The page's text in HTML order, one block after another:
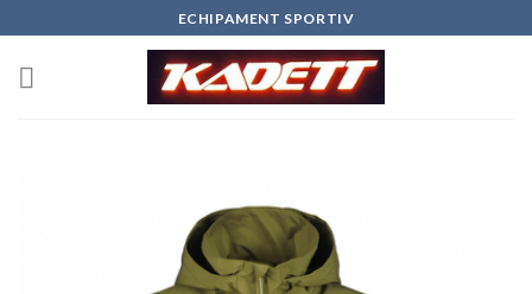
to
content
ECHIPAMENT SPORTIV